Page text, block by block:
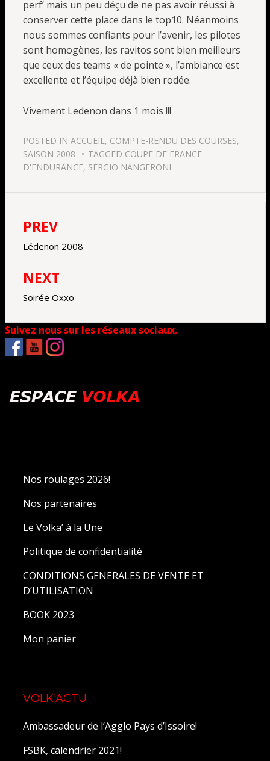
perf’ mais un peu déçu de ne pas avoir réussi à
conserver cette place dans le top10. Néanmoins
nous sommes confiants pour l’avenir, les pilotes
sont homogènes, les ravitos sont bien meilleurs
que ceux des teams « de pointe », l’ambiance est
excellente et l’équipe déjà bien rodée.
Vivement Ledenon dans 1 mois !!!
POSTED IN ACCUEIL, COMPTE-RENDU DES COURSES,
SAISON 2008
TAGGED COUPE DE FRANCE
D'ENDURANCE, SERGIO NANGERONI
Navigation
de
l’article
PREV
Lédenon 2008
NEXT
Soirée Oxxo
Suivez nous sur les réseaux sociaux.
.
Nos roulages 2026!
Nos partenaires
Le Volka’ à la Une
Politique de confidentialité
CONDITIONS GENERALES DE VENTE ET
D’UTILISATION
BOOK 2023
Mon panier
VOLK'ACTU
Ambassadeur de l’Agglo Pays d’Issoire!
FSBK, calendrier 2021!